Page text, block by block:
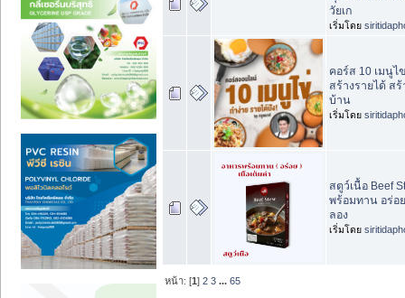
วัยเก
เริ่มโดย
คอร์ส 10 เมนูไ
สร้างรายได้ ส
บ้าน
เริ่มโดย
สตูว์เนื้อ Beef
พร้อมทาน อร่อ
ลอง
เริ่มโดย
หน้า: [1]2 3 ...65